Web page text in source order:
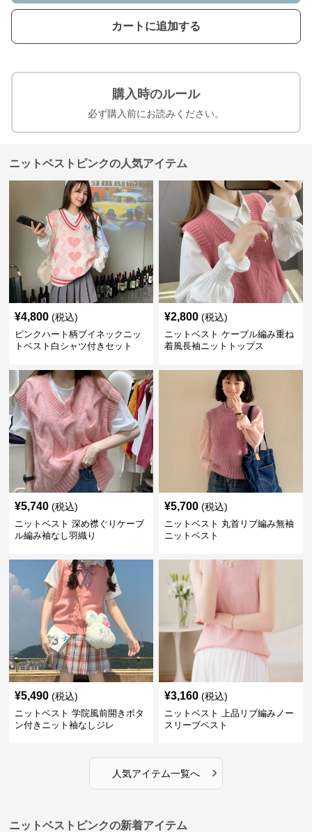
カートに追加する
購入時のルール
必ず購入前にお読みください。
ニットベストピンクの人気アイテム
¥4,800 (税込)
ピンクハート柄ブイネックニッ
トベスト白シャツ付きセット
¥2,800 (税込)
ニットベスト ケーブル編み重ね
着風長袖ニットトップス
¥5,740 (税込)
ニットベスト 深め襟ぐりケーブ
ル編み袖なし羽織り
¥5,700 (税込)
ニットベスト 丸首リブ編み無袖
ニットベスト
¥5,490 (税込)
ニットベスト 学院風前開きボタ
ン付きニット袖なしジレ
¥3,160 (税込)
ニットベスト 上品リブ編みノー
スリーブベスト
人気アイテム一覧へ ›
ニットベストピンクの新着アイテム